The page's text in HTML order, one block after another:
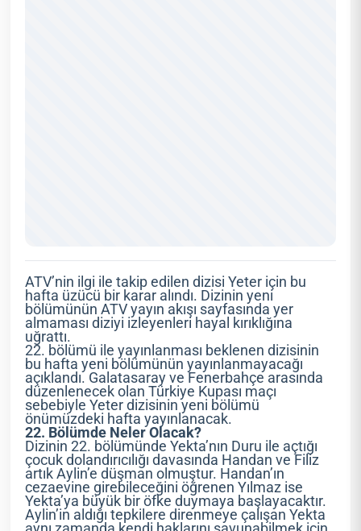
ATV’nin ilgi ile takip edilen dizisi Yeter için bu
hafta üzücü bir karar alındı. Dizinin yeni
bölümünün ATV yayın akışı sayfasında yer
almaması diziyi izleyenleri hayal kırıklığına
uğrattı.
22. bölümü ile yayınlanması beklenen dizisinin
bu hafta yeni bölümünün yayınlanmayacağı
açıklandı. Galatasaray ve Fenerbahçe arasında
düzenlenecek olan Türkiye Kupası maçı
sebebiyle Yeter dizisinin yeni bölümü
önümüzdeki hafta yayınlanacak.
22. Bölümde Neler Olacak?
Dizinin 22. bölümünde Yekta’nın Duru ile açtığı
çocuk dolandırıcılığı davasında Handan ve Filiz
artık Aylin’e düşman olmuştur. Handan’ın
cezaevine girebileceğini öğrenen Yılmaz ise
Yekta’ya büyük bir öfke duymaya başlayacaktır.
Aylin’in aldığı tepkilere direnmeye çalışan Yekta